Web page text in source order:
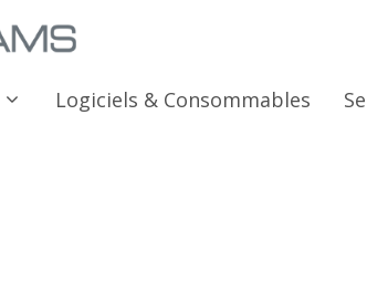
Logiciels & Consommables